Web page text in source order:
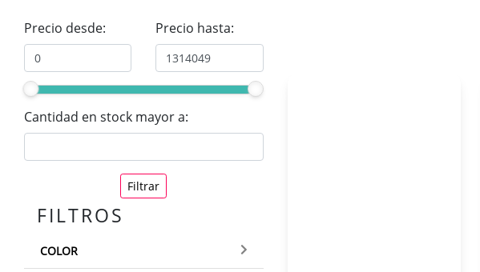
Precio desde: Precio hasta:
Cantidad en stock mayor a:
Filtrar
FILTROS
COLOR